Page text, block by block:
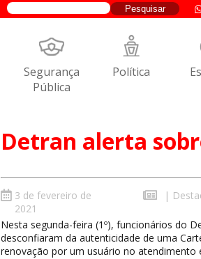
Segurança
Pública
Política
Detran alerta
3 de fevereiro de
2021
|
Nesta segunda-feira (1º), funcionários do
desconfiaram da autenticidade de uma
renovação por um usuário no atendimento